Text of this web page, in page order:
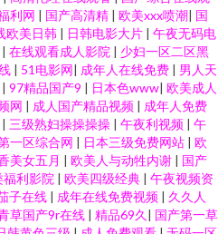
利网 | 国产高清精 | 欧美xxx喷潮| 国
欧美日韩 | 日韩电影大片 | 午夜无码电
| 在线观看成人影院 | 少妇一区二区黑
| 51电影网| 成年人在线免费 | 男人天
| 97精品国产9 | 日本色www| 欧美成人
网 | 成人国产精品视频 | 成年人免费
| 三级熟妇操操操操 | 午夜利视频 | 午
一区综合网 | 日本三级免费网站 | 欧
美女五月 | 欧美人与动牲内谢 | 国产
福利影院 | 欧美四级经典 | 午夜视频资
子在线 | 成年在线免费视频 | 久久人
草国产9r在线 | 精品69久 | 国产第一草